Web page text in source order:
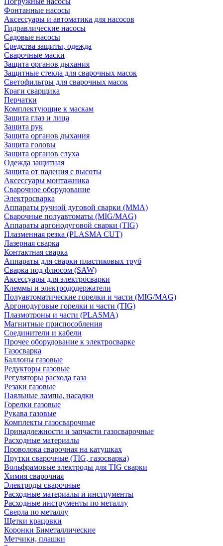
Фонтанные насосы
Аксессуары и автоматика для насосов
Гидравлические насосы
Садовые насосы
Средства защиты, одежда
Сварочные маски
Защита органов дыхания
Защитные стекла для сварочных масок
Светофильтры для сварочных масок
Краги сварщика
Перчатки
Комплектующие к маскам
Защита глаз и лица
Защита рук
Защита органов дыхания
Защита головы
Защита органов слуха
Одежда защитная
Защита от падения с высоты
Аксессуары монтажника
Сварочное оборудование
Электросварка
Аппараты ручной дуговой сварки (MMA)
Сварочные полуавтоматы (MIG/MAG)
Аппараты аргонодуговой сварки (TIG)
Плазменная резка (PLASMA CUT)
Лазерная сварка
Контактная сварка
Аппараты для сварки пластиковых труб
Сварка под флюсом (SAW)
Аксессуары для электросварки
Клеммы и электрододержатели
Полуавтоматические горелки и части (MIG/MAG)
Аргонодуговые горелки и части (TIG)
Плазмотроны и части (PLASMA)
Магнитные приспособления
Соединители и кабели
Прочее оборудование к электросварке
Газосварка
Баллоны газовые
Редукторы газовые
Регуляторы расхода газа
Резаки газовые
Паяльные лампы, насадки
Горелки газовые
Рукава газовые
Комплекты газосварочные
Принадлежности и запчасти газосварочные
Расходные материалы
Проволока сварочная на катушках
Прутки сварочные (TIG, газосварка)
Вольфрамовые электроды для TIG сварки
Химия сварочная
Электроды сварочные
Расходные материалы и инструменты
Расходные инструменты по металлу
Сверла по металлу
Щетки крацовки
Коронки Биметаллические
Метчики, плашки